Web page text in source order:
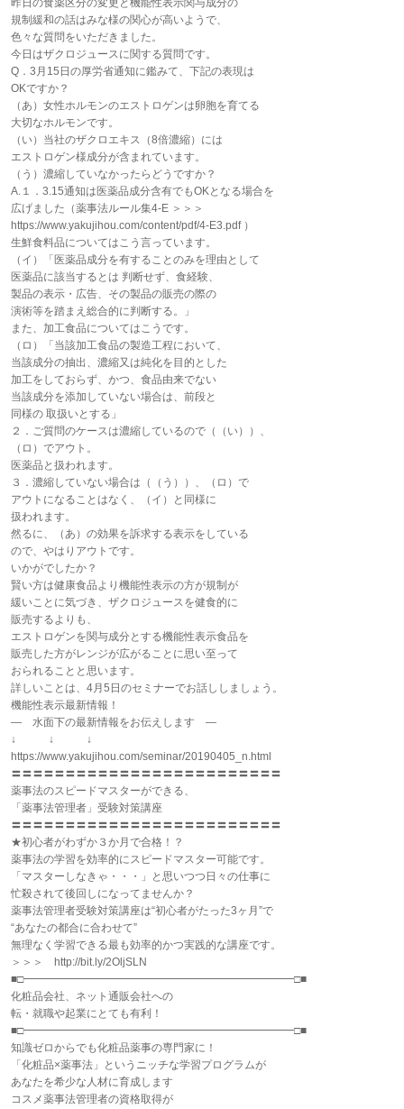
昨日の食薬区分の変更と機能性表示関与成分の
規制緩和の話はみな様の関心が高いようで、
色々な質問をいただきました。
今日はザクロジュースに関する質問です。
Q．3月15日の厚労省通知に鑑みて、下記の表現は
OKですか？
（あ）女性ホルモンのエストロゲンは卵胞を育てる
大切なホルモンです。
（い）当社のザクロエキス（8倍濃縮）には
エストロゲン様成分が含まれています。
（う）濃縮していなかったらどうですか？
A.１．3.15通知は医薬品成分含有でもOKとなる場合を
広げました（薬事法ルール集4-E ＞＞＞
https://www.yakujihou.com/content/pdf/4-E3.pdf ）
生鮮食料品についてはこう言っています。
（イ）「医薬品成分を有することのみを理由として
医薬品に該当するとは 判断せず、食経験、
製品の表示・広告、その製品の販売の際の
演術等を踏まえ総合的に判断する。」
また、加工食品についてはこうです。
（ロ）「当該加工食品の製造工程において、
当該成分の抽出、濃縮又は純化を目的とした
加工をしておらず、かつ、食品由来でない
当該成分を添加していない場合は、前段と
同様の 取扱いとする」
２．ご質問のケースは濃縮しているので（（い））、
（ロ）でアウト。
医薬品と扱われます。
３．濃縮していない場合は（（う））、（ロ）で
アウトになることはなく、（イ）と同様に
扱われます。
然るに、（あ）の効果を訴求する表示をしている
ので、やはりアウトです。
いかがでしたか？
賢い方は健康食品より機能性表示の方が規制が
緩いことに気づき、ザクロジュースを健食的に
販売するよりも、
エストロゲンを関与成分とする機能性表示食品を
販売した方がレンジが広がることに思い至って
おられることと思います。
詳しいことは、4月5日のセミナーでお話ししましょう。
機能性表示最新情報！
― 水面下の最新情報をお伝えします ―
↓ ↓ ↓
https://www.yakujihou.com/seminar/20190405_n.html
〓〓〓〓〓〓〓〓〓〓〓〓〓〓〓〓〓〓〓〓〓〓〓〓〓
薬事法のスピードマスターができる、
「薬事法管理者」受験対策講座
〓〓〓〓〓〓〓〓〓〓〓〓〓〓〓〓〓〓〓〓〓〓〓〓〓
★初心者がわずか３か月で合格！？
薬事法の学習を効率的にスピードマスター可能です。
「マスターしなきゃ・・・」と思いつつ日々の仕事に
忙殺されて後回しになってませんか？
薬事法管理者受験対策講座は“初心者がたった3ヶ月”で
“あなたの都合に合わせて”
無理なく学習できる最も効率的かつ実践的な講座です。
＞＞＞ http://bit.ly/2OljSLN
■□━━━━━━━━━━━━━━━━━━━━━━━━━□■
化粧品会社、ネット通販会社への
転・就職や起業にとても有利！
■□━━━━━━━━━━━━━━━━━━━━━━━━━□■
知識ゼロからでも化粧品薬事の専門家に！
「化粧品×薬事法」というニッチな学習プログラムが
あなたを希少な人材に育成します
コスメ薬事法管理者の資格取得が